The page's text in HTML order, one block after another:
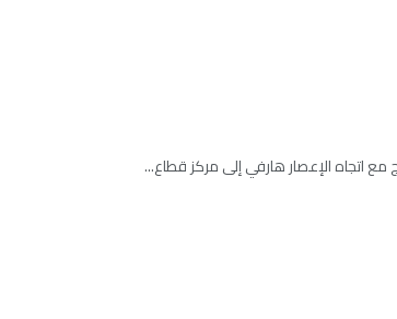
اتجاه الإعصار هارفي إلى مركز قطاع...